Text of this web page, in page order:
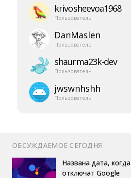
krivosheevoa1968
Пользователь
DanMaslen
Пользователь
shaurma23k-​dev
Пользователь
jwswnhshh
Пользователь
ОБСУЖДАЕМОЕ СЕГОДНЯ
Названа дата, когда
отключат Google